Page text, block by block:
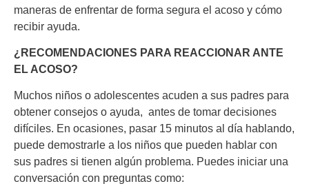
maneras de enfrentar de forma segura el acoso y cómo
recibir ayuda.
¿RECOMENDACIONES PARA REACCIONAR ANTE
EL ACOSO?
Muchos niños o adolescentes acuden a sus padres para
obtener consejos o ayuda, antes de tomar decisiones
difíciles. En ocasiones, pasar 15 minutos al día hablando,
puede demostrarle a los niños que pueden hablar con
sus padres si tienen algún problema. Puedes iniciar una
conversación con preguntas como: